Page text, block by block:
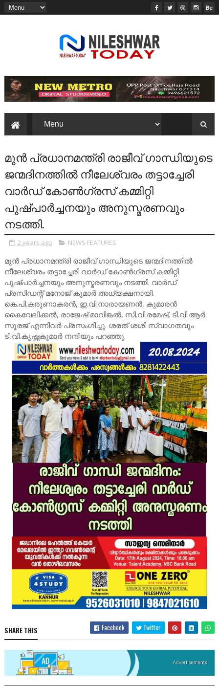
മുൻ പ്രധാനമന്ത്രി രാജീവ് ഗാന്ധിയുടെ
ജന്മദിനത്തിൽ നീലേശ്വരം തട്ടാച്ചേരി
വാർഡ് കോൺഗ്രസ് കമ്മിറ്റി
പുഷ്പാർച്ചനയും അനുസ്മരണവും
നടത്തി.
2 years ago NEWS FEATURES
മുൻ പ്രധാനമന്ത്രി രാജീവ് ഗാന്ധിയുടെ ജന്മദിനത്തിൽ
നീലേശ്വരം തട്ടാച്ചേരി വാർഡ് കോൺഗ്രസ് കമ്മിറ്റി
പുഷ്പാർച്ചനയും അനുസ്മരണവും നടത്തി. വാർഡ്
പ്രസിഡന്റ് മനോജ് കുമാർ അധ്യക്ഷനായി.
കെ.പി.കരുണാകരൻ, ഇ.വി.നാരായണൻ, കുമാരൻ
കൈവേലിക്കൽ, രാജേഷ് മാവിങ്കൽ, സി.വി.രമേഷ്, ടി.വി.ആർ.
സൂരജ് എന്നിവർ പ്രസംഗിച്ചു. ശരത് ശശി സ്വാഗതവും
ടി.വി.കൃഷ്ണകുമാർ നന്ദിയും പറഞ്ഞു.
SHARE THIS Facebook Twitter